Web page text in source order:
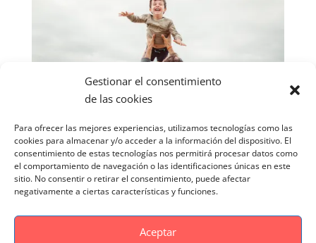
Gestionar el consentimiento
de las cookies
Para ofrecer las mejores experiencias, utilizamos tecnologías como las
cookies para almacenar y/o acceder a la información del dispositivo. El
consentimiento de estas tecnologías nos permitirá procesar datos como
el comportamiento de navegación o las identificaciones únicas en este
sitio. No consentir o retirar el consentimiento, puede afectar
negativamente a ciertas características y funciones.
Aceptar